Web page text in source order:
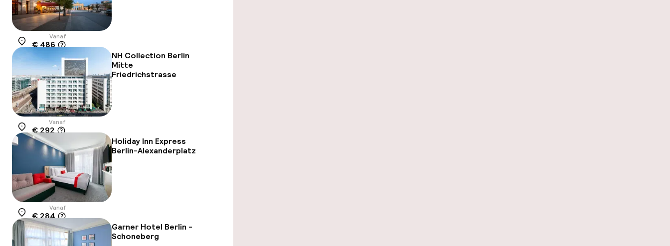
Locatie
Vanaf
€ 486
NH Collection Berlin
Mitte
Friedrichstrasse
Locatie
Vanaf
€ 292
Holiday Inn Express
Berlin-Alexanderplatz
Locatie
Vanaf
€ 284
Garner Hotel Berlin -
Schoneberg